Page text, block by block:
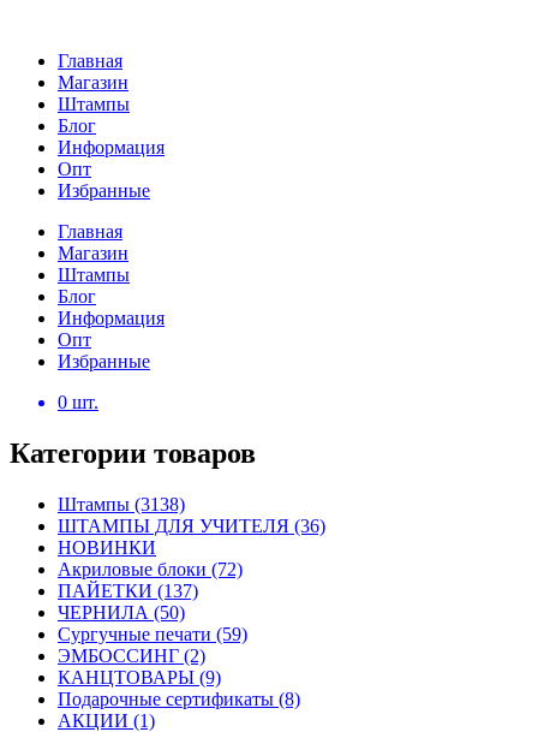
Главная
Магазин
Штампы
Блог
Информация
Опт
Избранные
Главная
Магазин
Штампы
Блог
Информация
Опт
Избранные
0 шт.
Категории товаров
Штампы (3138)
ШТАМПЫ ДЛЯ УЧИТЕЛЯ (36)
НОВИНКИ
Акриловые блоки (72)
ПАЙЕТКИ (137)
ЧЕРНИЛА (50)
Сургучные печати (59)
ЭМБОССИНГ (2)
КАНЦТОВАРЫ (9)
Подарочные сертификаты (8)
АКЦИИ (1)